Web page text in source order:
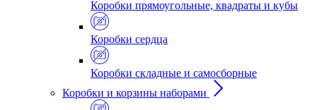
Коробки прямоугольные, квадраты и кубы
Коробки сердца
Коробки складные и самосборные
Коробки и корзины наборами